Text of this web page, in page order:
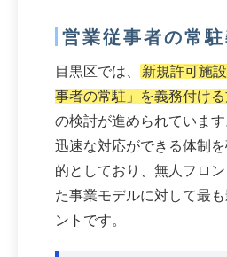
営業従事者の常
目黒区では、
新規許可施
事者の常駐」を義務付ける
の検討が進められていま
迅速な対応ができる体制
的としており、無人フロ
た事業モデルに対して最
ントです。